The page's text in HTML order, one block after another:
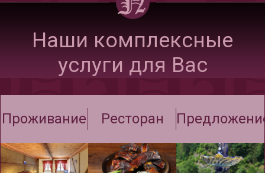
Наши комплексные
услуги для Вас
Проживание Ресторан